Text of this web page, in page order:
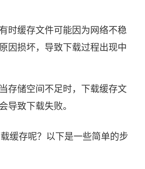
时缓存文件可能因为网络不稳
因损坏，导致下载过程出现中
存储空间不足时，下载缓存文
导致下载失败。
缓存呢？以下是一些简单的步